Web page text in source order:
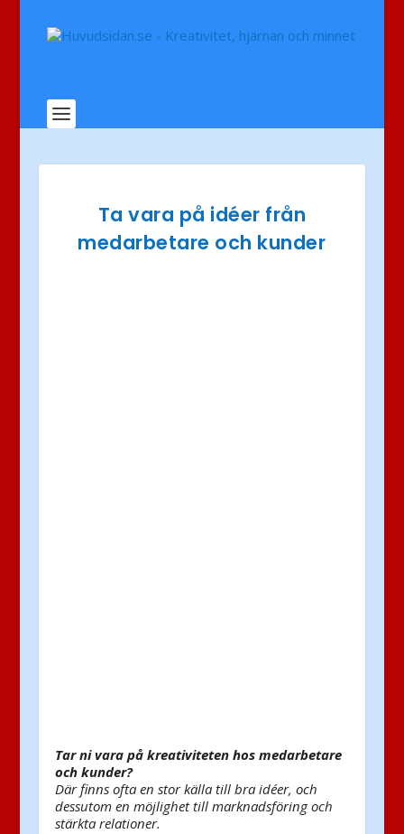
Ta vara på idéer från
medarbetare och kunder
Tar ni vara på kreativiteten hos medarbetare
och kunder?
Där finns ofta en stor källa till bra idéer, och
dessutom en möjlighet till marknadsföring och
stärkta relationer.